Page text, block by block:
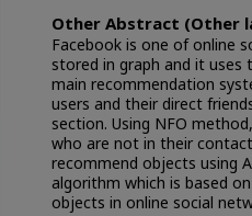
Other Abstract (Other
Facebook is one of online
stored in graph and it uses
main recommendation
users and their direct
section. Using NFO
who are not in their
recommend objects using
algorithm which is based
objects in online social